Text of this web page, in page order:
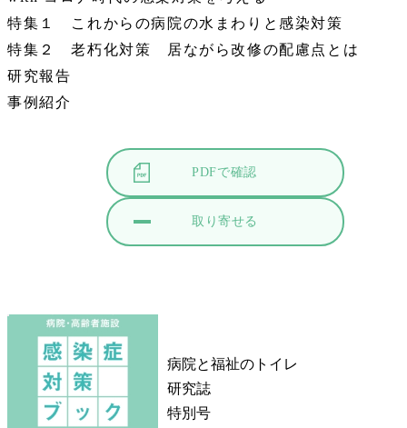
特集１ これからの病院の水まわりと感染対策
特集２ 老朽化対策 居ながら改修の配慮点とは
研究報告
事例紹介
PDFで確認
取り寄せる
病院と福祉のトイレ
研究誌
特別号